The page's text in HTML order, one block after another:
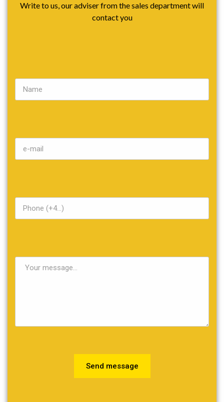
Write to us, our adviser from the sales department will
contact you
Send message